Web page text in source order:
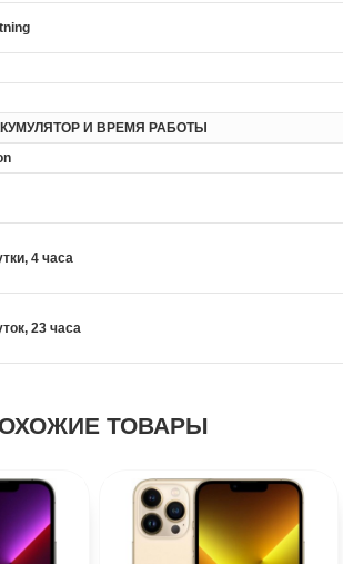
И ВРЕМЯ РАБОТЫ
4 часа
23 часа
ТОВАРЫ